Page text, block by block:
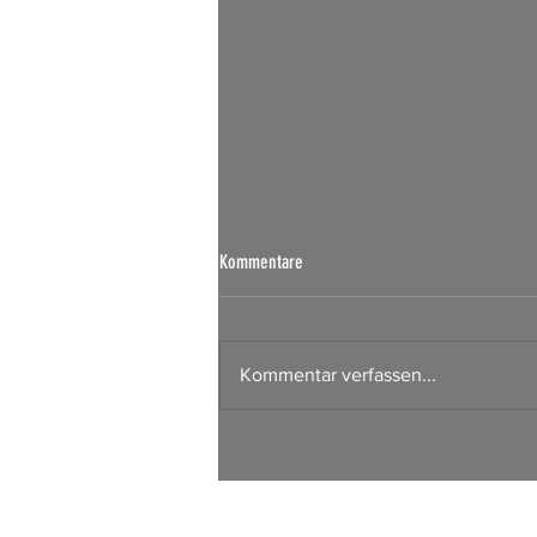
Börsen Radar 06.08.2026
Kommentare
Kommentar verfassen...